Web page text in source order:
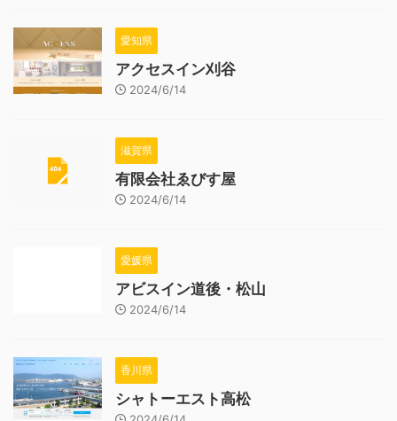
愛知県
アクセスイン刈谷
2024/6/14
滋賀県
有限会社ゑびす屋
2024/6/14
愛媛県
アビスイン道後・松山
2024/6/14
香川県
シャトーエスト高松